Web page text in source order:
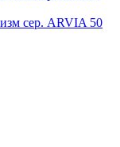
сер. ARVIA 50